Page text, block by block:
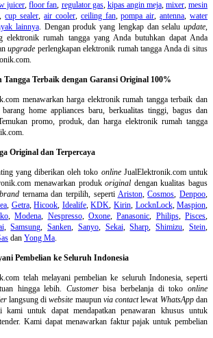
juicer,floor fan, regulator gas, kipas angin meja, mixer,mesin
,cup sealer,air cooler, ceiling fan,pompa air,antenna,water
lainnya. Dengan produk yang lengkap dan selalu update,
elektronik rumah tangga yang Anda butuhkan dapat Anda
upgrade perlengkapan elektronik rumah tangga Anda di situs
Terbaik dengan Garansi Original 100%
menawarkan harga elektronik rumah tangga terbaik dan
home appliances baru, berkualitas tinggi, bagus dan
promo, produk, dan harga elektronik rumah tangga
Original dan Terpercaya
yang diberikan oleh toko onlineJualElektronik.com untuk
menawarkan produkoriginal dengan kualitas bagus
brandternama dan terpilih, seperti Ariston,Cosmos,Denpoo,
, Getra,Hicook, Idealife,KDK, Kirin, LocknLock,Maspion,
,Modena, Nespresso, Oxone,Panasonic, Philips, Pisces,
,Samsung,Sanken, Sanyo, Sekai,Sharp,Shimizu,Stein,
dan Yong Ma.
Pembelian ke Seluruh Indonesia
telah melayani pembelian ke seluruh Indonesia, seperti
hingga lebih. Customerbisa berbelanja di tokoonline
langsung diwebsite maupun via contactlewat WhatsAppdan
kami untuk dapat mendapatkan penawaran khusus untuk
Kami dapat menawarkan faktur pajak untuk pembelian